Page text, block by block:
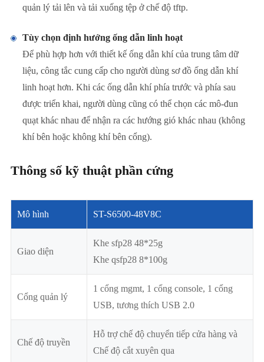
quản lý tải lên và tải xuống tệp ở chế độ tftp.
Tùy chọn định hướng ống dẫn linh hoạt
Để phù hợp hơn với thiết kế ống dẫn khí của trung tâm dữ
liệu, công tắc cung cấp cho người dùng sơ đồ ống dẫn khí
linh hoạt hơn. Khi các ống dẫn khí phía trước và phía sau
được triển khai, người dùng cũng có thể chọn các mô-đun
quạt khác nhau để nhận ra các hướng gió khác nhau (không
khí bên hoặc không khí bên cổng).
Thông số kỹ thuật phần cứng
Mô hình ST-S6500-48V8C
Giao diện
Khe sfp28 48*25g
Khe qsfp28 8*100g
Cổng quản lý
1 cổng mgmt, 1 cổng console, 1 cổng
USB, tương thích USB 2.0
Chế độ truyền
Hỗ trợ chế độ chuyển tiếp cửa hàng và
Chế độ cắt xuyên qua